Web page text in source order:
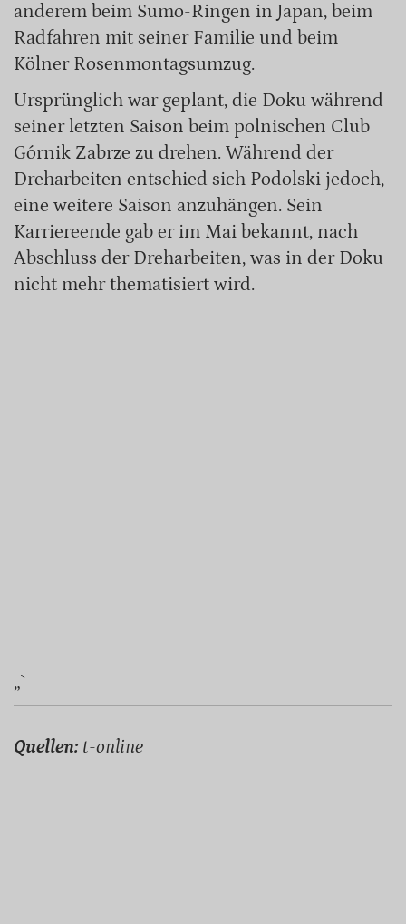
anderem beim Sumo-Ringen in Japan, beim
Radfahren mit seiner Familie und beim
Kölner Rosenmontagsumzug.
Ursprünglich war geplant, die Doku während
seiner letzten Saison beim polnischen Club
Górnik Zabrze zu drehen. Während der
Dreharbeiten entschied sich Podolski jedoch,
eine weitere Saison anzuhängen. Sein
Karriereende gab er im Mai bekannt, nach
Abschluss der Dreharbeiten, was in der Doku
nicht mehr thematisiert wird.
„`
Quellen: t-online